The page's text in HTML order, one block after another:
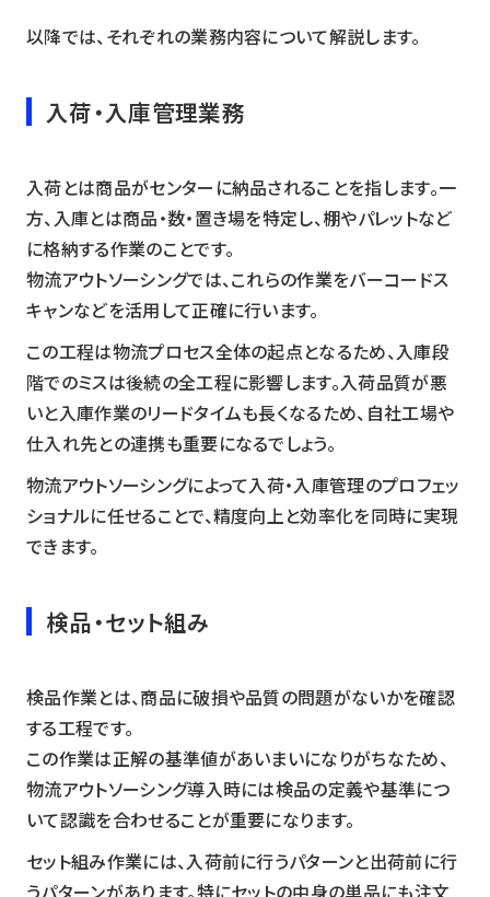
以降では、それぞれの業務内容について解説します。
入荷・入庫管理業務
入荷とは商品がセンターに納品されることを指します。一
方、入庫とは商品・数・置き場を特定し、棚やパレットなど
に格納する作業のことです。
物流アウトソーシングでは、これらの作業をバーコードス
キャンなどを活用して正確に行います。
この工程は物流プロセス全体の起点となるため、入庫段
階でのミスは後続の全工程に影響します。入荷品質が悪
いと入庫作業のリードタイムも長くなるため、自社工場や
仕入れ先との連携も重要になるでしょう。
物流アウトソーシングによって入荷・入庫管理のプロフェッ
ショナルに任せることで、精度向上と効率化を同時に実現
できます。
検品・セット組み
検品作業とは、商品に破損や品質の問題がないかを確認
する工程です。
この作業は正解の基準値があいまいになりがちなため、
物流アウトソーシング導入時には検品の定義や基準につ
いて認識を合わせることが重要になります。
セット組み作業には、入荷前に行うパターンと出荷前に行
うパターンがあります。特にセットの中身の単品にも注文